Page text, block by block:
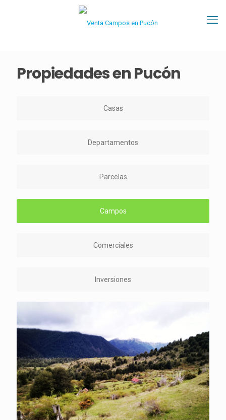
Propiedades en Pucón
Casas
Departamentos
Parcelas
Campos
Comerciales
Inversiones